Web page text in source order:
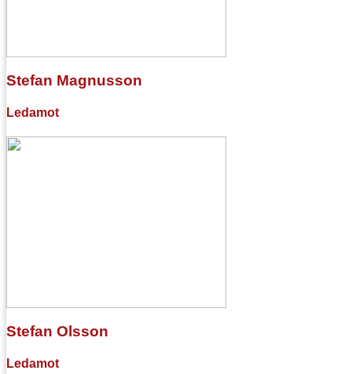
Stefan Magnusson
Ledamot
Stefan Olsson
Ledamot